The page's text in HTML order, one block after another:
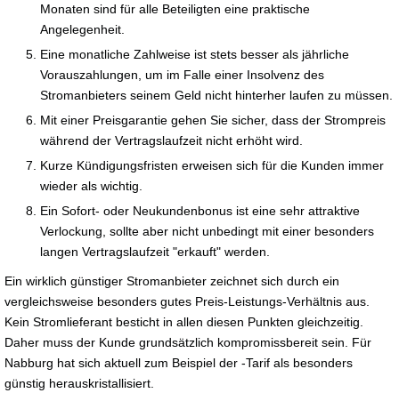
Monaten sind für alle Beteiligten eine praktische
Angelegenheit.
Eine monatliche Zahlweise ist stets besser als jährliche
Vorauszahlungen, um im Falle einer Insolvenz des
Stromanbieters seinem Geld nicht hinterher laufen zu müssen.
Mit einer Preisgarantie gehen Sie sicher, dass der Strompreis
während der Vertragslaufzeit nicht erhöht wird.
Kurze Kündigungsfristen erweisen sich für die Kunden immer
wieder als wichtig.
Ein Sofort- oder Neukundenbonus ist eine sehr attraktive
Verlockung, sollte aber nicht unbedingt mit einer besonders
langen Vertragslaufzeit "erkauft" werden.
Ein wirklich günstiger Stromanbieter zeichnet sich durch ein
vergleichsweise besonders gutes Preis-Leistungs-Verhältnis aus.
Kein Stromlieferant besticht in allen diesen Punkten gleichzeitig.
Daher muss der Kunde grundsätzlich kompromissbereit sein. Für
Nabburg hat sich aktuell zum Beispiel der -Tarif als besonders
günstig herauskristallisiert.